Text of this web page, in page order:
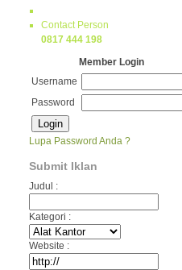
Contact Person
0817 444 198
Member Login
Username
Password
Lupa Password Anda ?
Submit Iklan
Judul :
Kategori :
Website :